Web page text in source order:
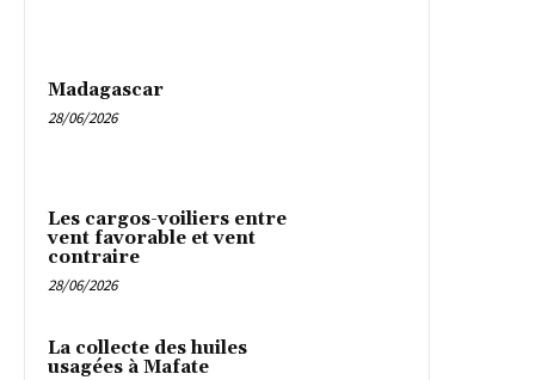
Madagascar
28/06/2026
Les cargos-voiliers entre
vent favorable et vent
contraire
28/06/2026
La collecte des huiles
usagées à Mafate